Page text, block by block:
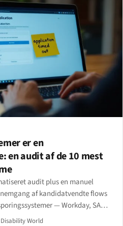
er en
audit af de 10 mest
audit plus en manuel
af kandidatvendte flows
— Workday, SAP
Greenhouse, Lever,
World